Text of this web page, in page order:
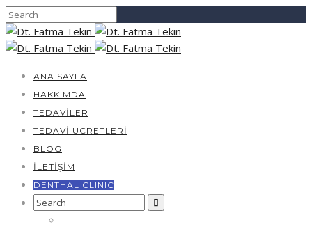
ANA SAYFA
HAKKIMDA
TEDAVILER
TEDAVI ÜCRETLERI
BLOG
İLETIŞIM
DENTHAL CLINIC
Search